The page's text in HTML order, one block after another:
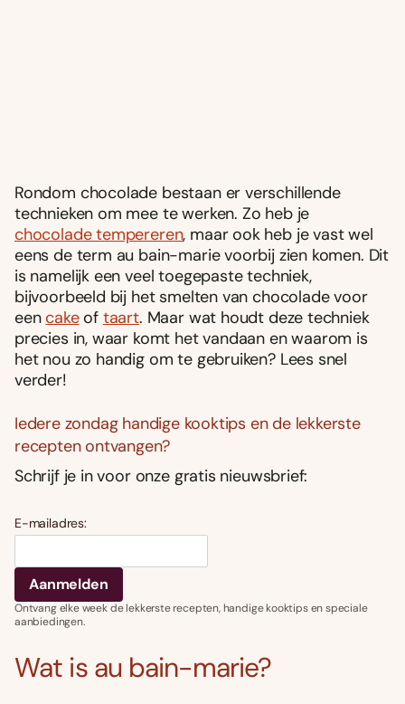
Rondom chocolade bestaan er verschillende
technieken om mee te werken. Zo heb je
chocolade tempereren, maar ook heb je vast wel
eens de term au bain-marie voorbij zien komen. Dit
is namelijk een veel toegepaste techniek,
bijvoorbeeld bij het smelten van chocolade voor
een cakeof taart. Maar wat houdt deze techniek
precies in, waar komt het vandaan en waarom is
het nou zo handig om te gebruiken? Lees snel
verder!
Iedere zondag handige kooktips en de lekkerste
recepten ontvangen?
Schrijf je in voor onze gratis nieuwsbrief:
E-mailadres:
Ontvang elke week de lekkerste recepten, handige kooktips en speciale
aanbiedingen.
Wat is au bain-marie?